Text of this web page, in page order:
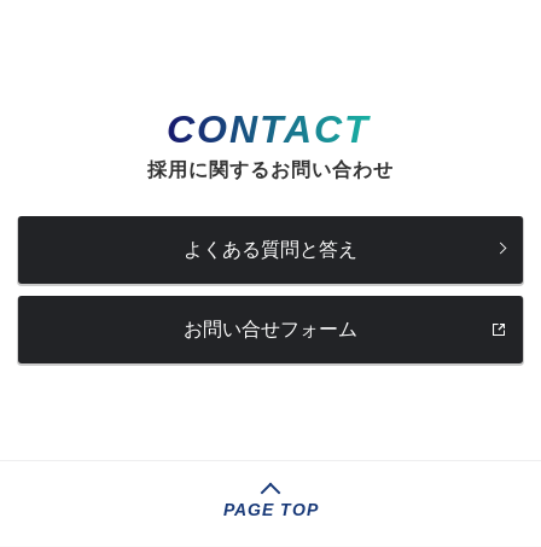
CONTACT
採用に関するお問い合わせ
よくある質問と答え
お問い合せフォーム
PAGE TOP